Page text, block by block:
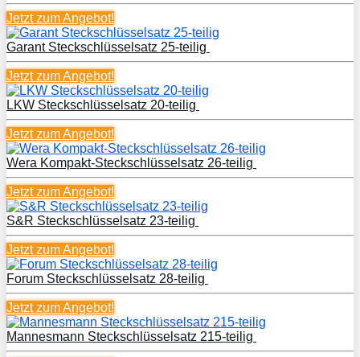
Jetzt zumAngebot!
Garant Steckschlüsselsatz 25-teilig
Jetzt zumAngebot!
LKW Steckschlüsselsatz 20-teilig
Jetzt zumAngebot!
Wera Kompakt-Steckschlüsselsatz 26-teilig
Jetzt zumAngebot!
S&R Steckschlüsselsatz 23-teilig
Jetzt zumAngebot!
Forum Steckschlüsselsatz 28-teilig
Jetzt zumAngebot!
Mannesmann Steckschlüsselsatz 215-teilig